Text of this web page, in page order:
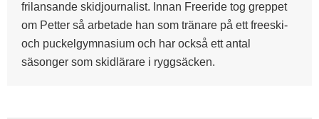
frilansande skidjournalist. Innan Freeride tog greppet
om Petter så arbetade han som tränare på ett freeski-
och puckelgymnasium och har också ett antal
säsonger som skidlärare i ryggsäcken.